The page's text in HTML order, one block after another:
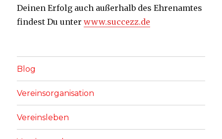
Deinen Erfolg auch außerhalb des Ehrenamtes
findest Du unterwww.succezz.de
Blog
Vereinsorganisation
Vereinsleben